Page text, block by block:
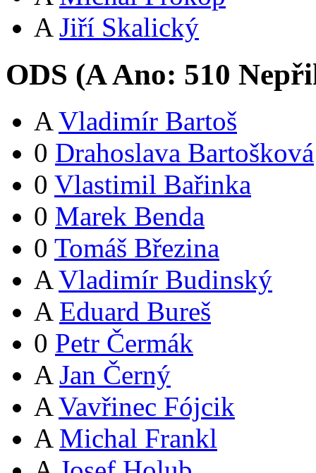
A Jiří Skalický
ODS (AAno: 510
A Vladimír Bartoš
0 Drahoslava Bartošková
0 Vlastimil Bařinka
0 Marek Benda
0 Tomáš Březina
A Vladimír Budinský
A Eduard Bureš
0 Petr Čermák
A Jan Černý
A Vavřinec Fójcik
A Michal Frankl